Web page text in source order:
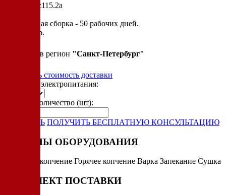
Артикул: z115.2a
Cтандартная сборка - 50 рабочих дней.
2 100 000 р.
Привезем в регион "Санкт-Петербург"
Рассчитать стоимость доставки
Варианты электропитания:
Укажите количество (шт):
ЗАКАЗАТЬ ПОЛУЧИТЬ БЕСПЛАТНУЮ КОНСУЛЬТАЦИЮ
РЕЖИМЫ ОБОРУДОВАНИЯ
Холодное копчение Горячее копчение Варка Запекание Сушка
КОМПЛЕКТ ПОСТАВКИ